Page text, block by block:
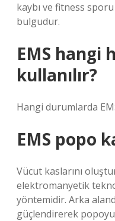
kaybı ve fitness
bulgudur.
EMS hangi
kullanılır?
Hangi durumlarda
EMS popo
Vücut kaslarını
elektromanyetik
yöntemidir. Arka
güçlendirerek popoyu